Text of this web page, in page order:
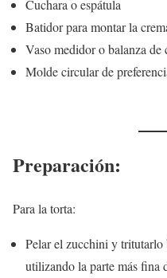
Cuchara o espátula
Batidor para montar la
Vaso medidor o balanza de
Molde circular de
Preparación:
Para la torta:
Pelar el zucchini y tritutarlo
utilizando la parte más fina